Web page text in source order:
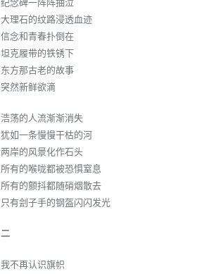
大理石的纹路浸透血迹
信念和青春扑倒在
坦克履带的铁锈下
东方那古老的故事
突然新鲜欲滴
浩荡的人流渐渐消失
犹如一条慢慢干枯的河
两岸的风景化作石头
所有的喉咙都被恐惧窒息
所有的颤抖都随硝烟散去
只有刽子手的钢盔闪闪发光
二
我不再认识旗帜